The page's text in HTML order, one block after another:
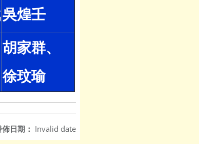
吳煌壬
胡家群、
徐玟瑜
日期： Invalid date